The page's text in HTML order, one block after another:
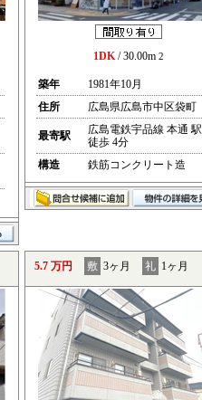
1DK/ 30.00m 2
築年
1981年10月
住所
広島県広島市中区袋町
最寄駅
広島電鉄宇品線 本通 駅
徒歩 4分
構造
鉄筋コンクリート造
5.7 万円 敷 3ヶ月 礼 1ヶ月